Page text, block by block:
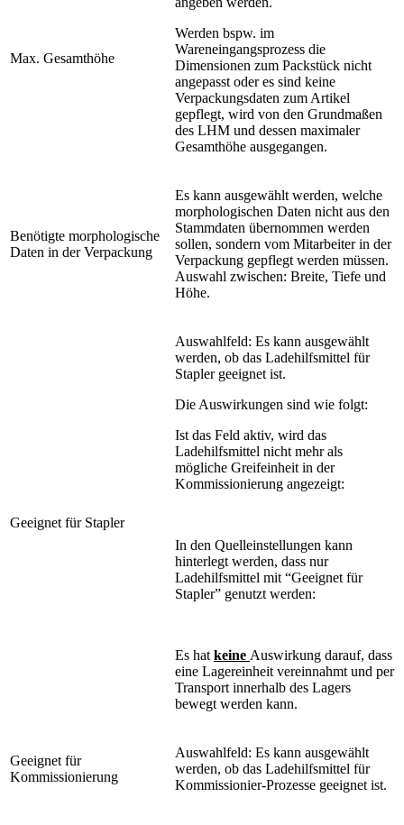
Max. Gesamthöhe
Werden bspw. im
Wareneingangsprozess die
Dimensionen zum Packstück nicht
angepasst oder es sind keine
Verpackungsdaten zum Artikel
gepflegt, wird von den Grundmaßen
des LHM und dessen maximaler
Gesamthöhe ausgegangen.
Benötigte morphologische
Daten in der Verpackung
Es kann ausgewählt werden, welche
morphologischen Daten nicht aus den
Stammdaten übernommen werden
sollen, sondern vom Mitarbeiter in der
Verpackung gepflegt werden müssen.
Auswahl zwischen: Breite, Tiefe und
Höhe.
Geeignet für Stapler
Auswahlfeld: Es kann ausgewählt
werden, ob das Ladehilfsmittel für
Stapler geeignet ist.
Die Auswirkungen sind wie folgt:
Ist das Feld aktiv, wird das
Ladehilfsmittel nicht mehr als
mögliche Greifeinheit in der
Kommissionierung angezeigt:
In den Quelleinstellungen kann
hinterlegt werden, dass nur
Ladehilfsmittel mit “Geeignet für
Stapler” genutzt werden:
Es hatkeine Auswirkung darauf, dass
eine Lagereinheit vereinnahmt und per
Transport innerhalb des Lagers
bewegt werden kann.
Geeignet für
Kommissionierung
Auswahlfeld: Es kann ausgewählt
werden, ob das Ladehilfsmittel für
Kommissionier-Prozesse geeignet ist.